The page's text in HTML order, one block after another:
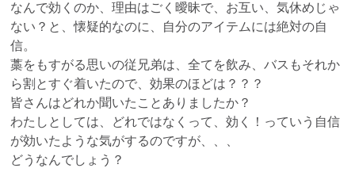
なんで効くのか、理由はごく曖昧で、お互い、気休めじゃ
ない？と、懐疑的なのに、自分のアイテムには絶対の自
信。
藁をもすがる思いの従兄弟は、全てを飲み、バスもそれか
ら割とすぐ着いたので、効果のほどは？？？
皆さんはどれか聞いたことありましたか？
わたしとしては、どれではなくって、効く！っていう自信
が効いたような気がするのですが、、、
どうなんでしょう？